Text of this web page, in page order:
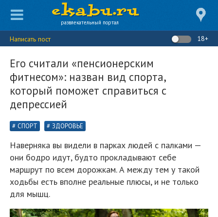
развлекательный портал
Написать пост 18+
Его считали «пенсионерским
фитнесом»: назван вид спорта,
который поможет справиться с
депрессией
СПОРТ ЗДОРОВЬЕ
Наверняка вы видели в парках людей с палками —
они бодро идут, будто прокладывают себе
маршрут по всем дорожкам. А между тем у такой
ходьбы есть вполне реальные плюсы, и не только
для мышц.